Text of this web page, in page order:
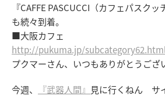
『CAFFE PASCUCCI（カフェパスク
も続々到着。
■大阪カフェ
http://pukuma.jp/subcategory62.html
プクマーさん、いつもありがとうござ
今週、 『武器人間』 見に行くねん サ